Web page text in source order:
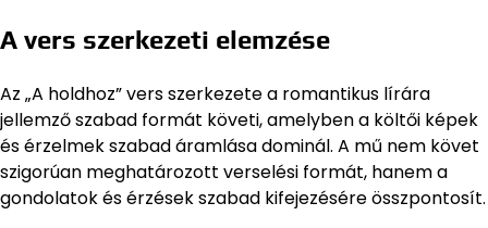
A vers szerkezeti elemzése
Az „A holdhoz” vers szerkezete a romantikus lírára
jellemző szabad formát követi, amelyben a költői képek
és érzelmek szabad áramlása dominál. A mű nem követ
szigorúan meghatározott verselési formát, hanem a
gondolatok és érzések szabad kifejezésére összpontosít.